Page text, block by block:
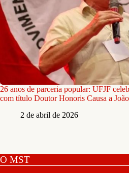
26 anos de parceria popular: UFJF
com título Doutor Honoris Causa a
2 de abril de 2026
O MST